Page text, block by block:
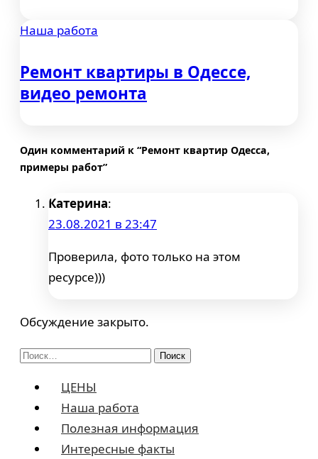
Наша работа
Ремонт квартиры в Одессе,
видео ремонта
Один комментарий к “Ремонт квартир Одесса,
примеры работ”
Катерина:
23.08.2021 в 23:47
Проверила, фото только на этом
ресурсе)))
Обсуждение закрыто.
Найти:
ЦЕНЫ
Наша работа
Полезная информация
Интересные факты